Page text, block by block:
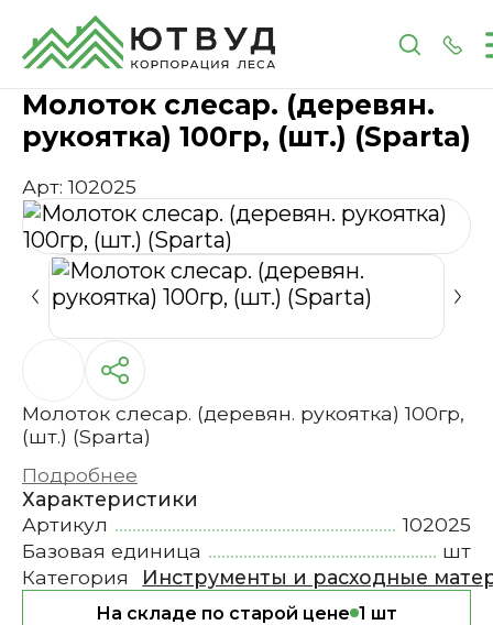
ГлавнаяКаталогИнструменты и расходные
Молоток слесар. (деревян.
рукоятка) 100гр, (шт.) (Sparta)
Арт: 102025
Молоток слесар. (деревян. рукоятка) 100гр,
(шт.) (Sparta)
Подробнее
Характеристики
Артикул
102025
Базовая единица
шт
Категория
Инструменты и расходные
На складе по старой цене 1 шт